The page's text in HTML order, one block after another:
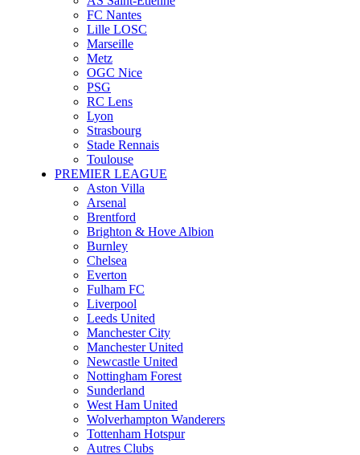
FC Nantes
Lille LOSC
Marseille
Metz
OGC Nice
PSG
RC Lens
Lyon
Strasbourg
Stade Rennais
Toulouse
PREMIER LEAGUE
Aston Villa
Arsenal
Brentford
Brighton & Hove Albion
Burnley
Chelsea
Everton
Fulham FC
Liverpool
Leeds United
Manchester City
Manchester United
Newcastle United
Nottingham Forest
Sunderland
West Ham United
Wolverhampton Wanderers
Tottenham Hotspur
Autres Clubs